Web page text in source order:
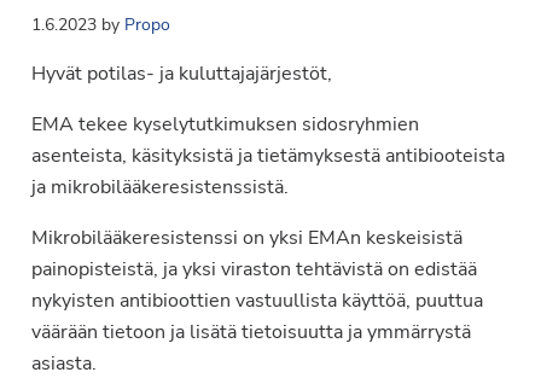
1.6.2023by Propo
Hyvät potilas- ja kuluttajajärjestöt,
EMA tekee kyselytutkimuksen sidosryhmien
asenteista, käsityksistä ja tietämyksestä antibiooteista
ja mikrobilääkeresistenssistä.
Mikrobilääkeresistenssi on yksi EMAn keskeisistä
painopisteistä, ja yksi viraston tehtävistä on edistää
nykyisten antibioottien vastuullista käyttöä, puuttua
väärään tietoon ja lisätä tietoisuutta ja ymmärrystä
asiasta.